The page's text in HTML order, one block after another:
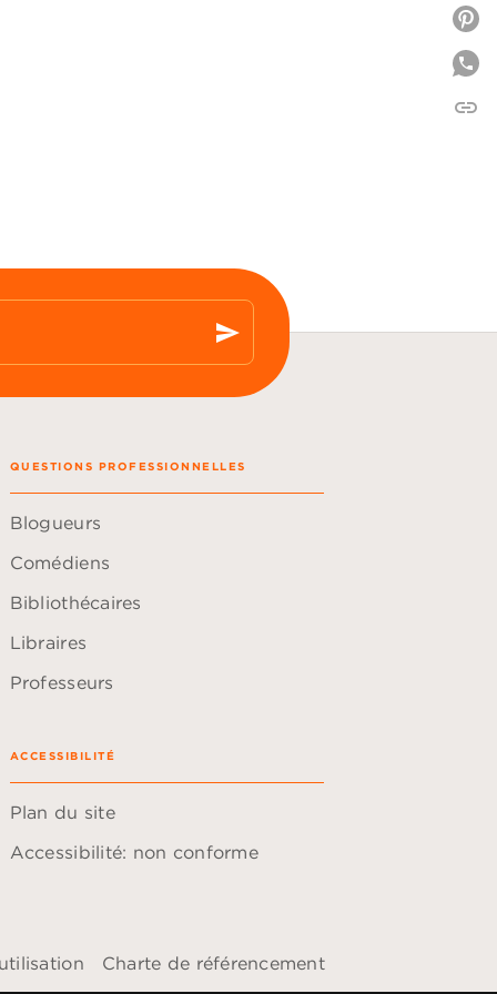
link
send
QUESTIONS PROFESSIONNELLES
Blogueurs
Comédiens
Bibliothécaires
Libraires
Professeurs
ACCESSIBILITÉ
Plan du site
Accessibilité: non conforme
Charte de référencement